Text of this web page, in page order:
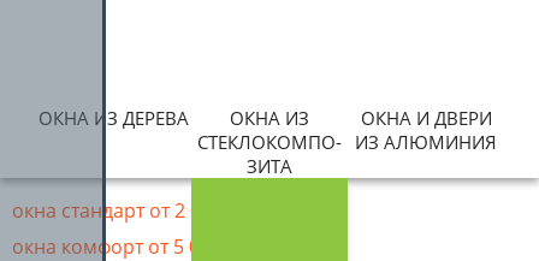
ОКНА ИЗ ДЕРЕВА
ОКНА ИЗ
СТЕКЛОКОМПО­
ЗИТА
ОКНА И ДВЕРИ
ИЗ АЛЮМИНИЯ
окна стандарт от 2 000 руб./м
окна комфорт от 5 000 руб./м